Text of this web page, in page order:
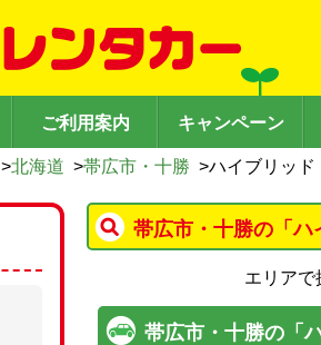
ご利用案内 キャンペーン
>北海道 >帯広市・十勝 >ハイブリッド
帯広市・十勝の「
エリアで
帯広市・十勝の「